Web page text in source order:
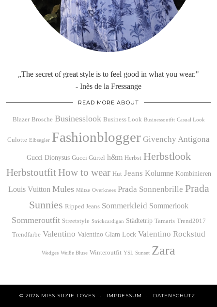
„The secret of great style is to feel good in what you wear."
- Inès de la Fressange
READ MORE ABOUT
Blazer Brosche Businesslook Business Look Businessoutfit Casual Look
Culotte Elbsegler Fashionblogger Givenchy Antigona
Gucci Dionysus Gucci Gürtel h&m Herbst Herbstlook
Herbstoutfit How to wear Hut Jeans Kolumne Kombinieren
Louis Vuitton Mules Mütze Overknees Prada Sonnenbrille Prada
Sunnies Ripped Jeans Sommerkleid Sommerlook
Sommeroutfit Streetstyle Strickcardigan Städtetrip Tamaris Trend2017
Trendfarbe Valentino Valentino Glam Lock Valentino Rockstud
Wedges Weiße Bluse Winteroutfit YSL Sunset Zara
© 2026 MISS SUZIE LOVES IMPRESSUM DATENSCHUTZ